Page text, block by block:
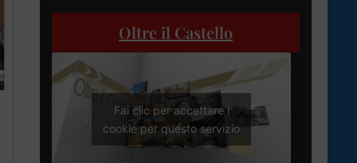
Oltre il Castello
Fai clic per accettare i
cookie per questo servizio